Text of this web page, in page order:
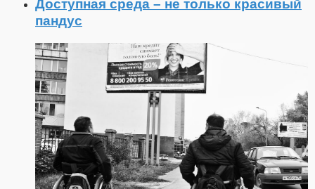
Доступная среда – не только красивый
пандус